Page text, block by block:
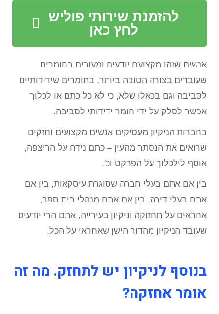
להזמנת שירותי פוליש
לחץ כאן
אנשים שזהו מקצועם יודעים ומעורים בחומרים
שעובדים בצורה הטובה ביותר, בחומרים שידידותיים
לסביבה וגם בכאלו שלא, כי לא כל כתם או לכלוך
אפשר לסלק על ידי חומר ידידותי לסביבה.
בחברות הניקיון מעסיקים אנשים מקצועים וחזקים
שרואים את הנסתר מהעין – כתם נידח על הריצפה,
אוסף לילכלוך על הפרקט וכ'.
בין אם אתם בעלי חברה שסוגרת עיסקאות, בין אם
אתם בעלי דירה, בין אם אתם מנהלי בית ספר,
אחראים על תחזוקה וניקיון בעירייה, אתם הרי יודעים
שעובד הניקיון מהדור הישן שאחראי על הכל.
בנוסף לניקיון יש לתחזק. מה זה
אומר אחזקה?